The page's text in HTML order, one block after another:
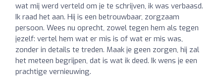
wat mij werd verteld om je te schrijven, ik was verbaasd.
Ik raad het aan. Hij is een betrouwbaar, zorgzaam
persoon. Wees nu oprecht, zowel tegen hem als tegen
jezelf: vertel hem wat er mis is of wat er mis was,
zonder in details te treden. Maak je geen zorgen, hij zal
het meteen begrijpen, dat is wat ik deed. Ik wens je een
prachtige vernieuwing.